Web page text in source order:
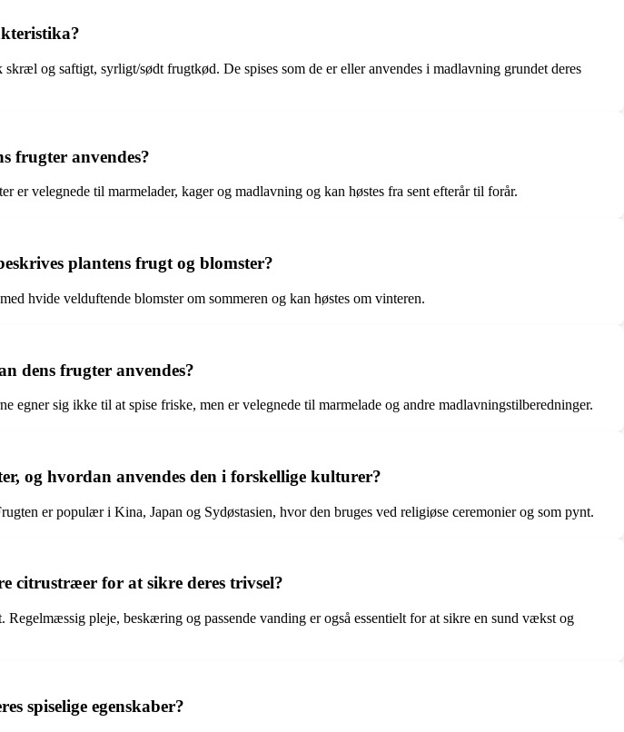
og saftigt, syrligt/sødt frugtkød. De spises som de er eller anvendes i madlavning grundet deres
frugter anvendes?
er velegnede til marmelader, kager og madlavning og kan høstes fra sent efterår til forår.
plantens frugt og blomster?
hvide velduftende blomster om sommeren og kan høstes om vinteren.
dens frugter anvendes?
sig ikke til at spise friske, men er velegnede til marmelade og andre madlavningstilberedninger.
og hvordan anvendes den i forskellige kulturer?
er populær i Kina, Japan og Sydøstasien, hvor den bruges ved religiøse ceremonier og som pynt.
citrustræer for at sikre deres trivsel?
pleje, beskæring og passende vanding er også essentielt for at sikre en sund vækst og
spiselige egenskaber?